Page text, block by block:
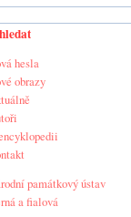
hesla
obrazy
památkový ústav
a fialová